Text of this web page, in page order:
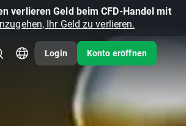
verlieren Geld beim CFD-Handel mit
Ihr Geld zu verlieren.
Login Konto eröffnen